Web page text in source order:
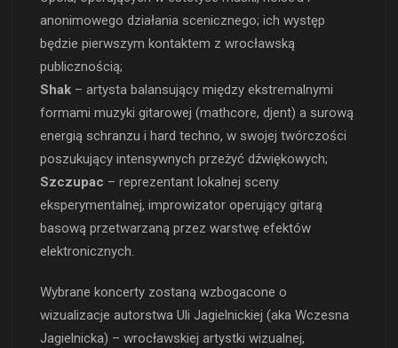
anonimowego działania scenicznego; ich występ
będzie pierwszym kontaktem z wrocławską
publicznością;
Shak – artysta balansujący między ekstremalnymi
formami muzyki gitarowej (mathcore, djent) a surową
energią schranzu i hard techno, w swojej twórczości
poszukujący intensywnych przeżyć dźwiękowych;
Szczupac – reprezentant lokalnej sceny
eksperymentalnej, improwizator operujący gitarą
basową przetwarzaną przez warstwę efektów
elektronicznych.
Wybrane koncerty zostaną wzbogacone o
wizualizacje autorstwa Uli Jagielnickiej (aka Wczesna
Jagielnicka) – wrocławskiej artystki wizualnej,